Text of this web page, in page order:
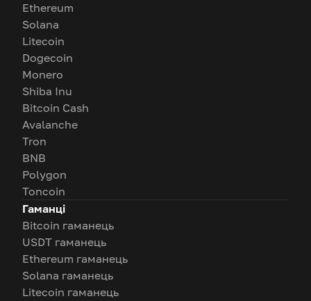
Ethereum
Solana
Litecoin
Dogecoin
Monero
Shiba Inu
Bitcoin Cash
Avalanche
Tron
BNB
Polygon
Toncoin
Гаманці
Bitcoin гаманець
USDT гаманець
Ethereum гаманець
Solana гаманець
Litecoin гаманець